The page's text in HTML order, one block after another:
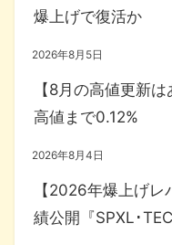
爆上げで復活か
2026年8月5日
【8月の高値更新
高値まで0.12%
2026年8月4日
【2026年爆上げ
績公開『SPXL･